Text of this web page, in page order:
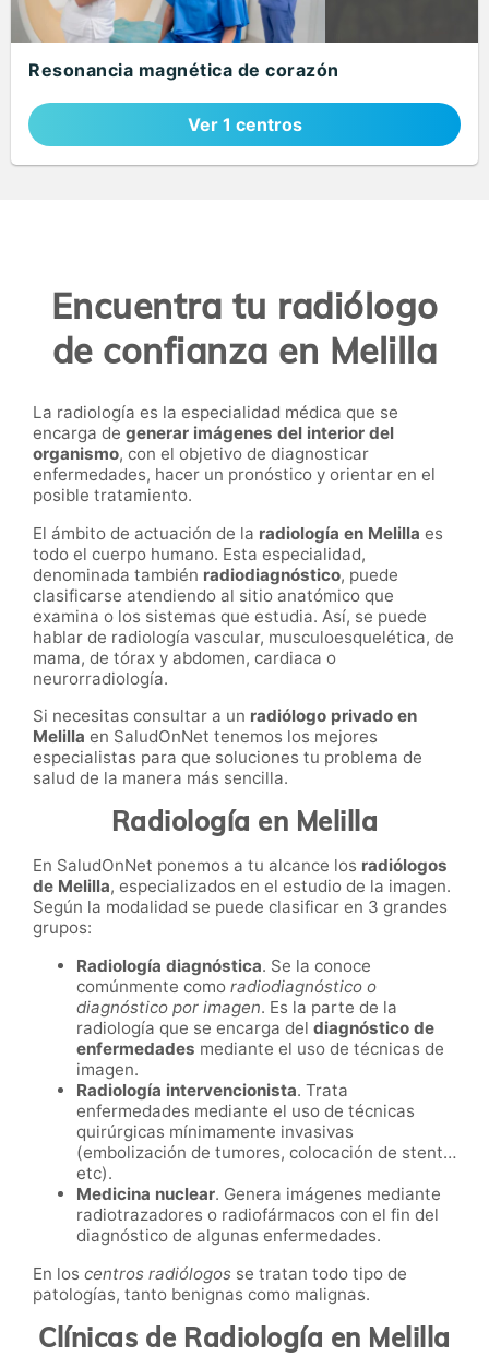
Resonancia magnética de corazón
Ver 1 centros
Encuentra tu radiólogo
de confianza en Melilla
La radiología es la especialidad médica que se
encarga de generar imágenes del interior del
organismo, con el objetivo de diagnosticar
enfermedades, hacer un pronóstico y orientar en el
posible tratamiento.
El ámbito de actuación de la radiología en Melilla es
todo el cuerpo humano. Esta especialidad,
denominada también radiodiagnóstico, puede
clasificarse atendiendo al sitio anatómico que
examina o los sistemas que estudia. Así, se puede
hablar de radiología vascular, musculoesquelética, de
mama, de tórax y abdomen, cardiaca o
neurorradiología.
Si necesitas consultar a un radiólogo privado en
Melilla en SaludOnNet tenemos los mejores
especialistas para que soluciones tu problema de
salud de la manera más sencilla.
Radiología en Melilla
En SaludOnNet ponemos a tu alcance los radiólogos
de Melilla, especializados en el estudio de la imagen.
Según la modalidad se puede clasificar en 3 grandes
grupos:
Radiología diagnóstica. Se la conoce
comúnmente como radiodiagnóstico o
diagnóstico por imagen. Es la parte de la
radiología que se encarga del diagnóstico de
enfermedades mediante el uso de técnicas de
imagen.
Radiología intervencionista. Trata
enfermedades mediante el uso de técnicas
quirúrgicas mínimamente invasivas
(embolización de tumores, colocación de stent…
etc).
Medicina nuclear. Genera imágenes mediante
radiotrazadores o radiofármacos con el fin del
diagnóstico de algunas enfermedades.
En los centros radiólogos se tratan todo tipo de
patologías, tanto benignas como malignas.
Clínicas de Radiología en Melilla